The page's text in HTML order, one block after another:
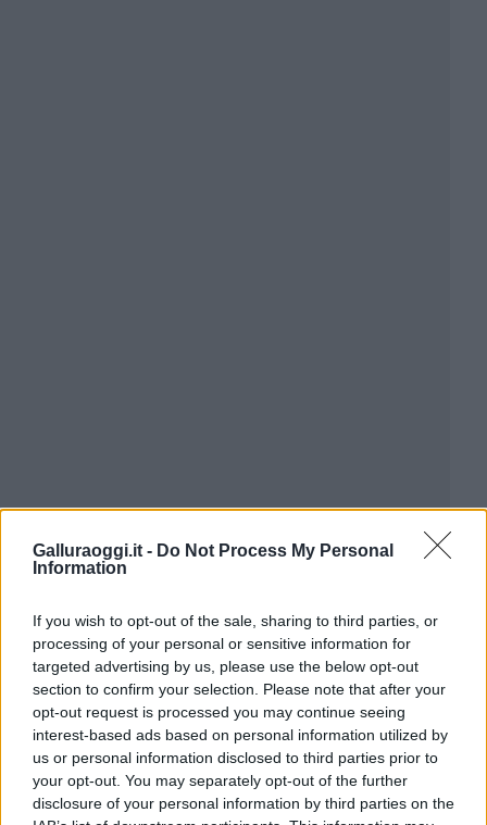
Galluraoggi.it - Do Not Process My Personal
Information
If you wish to opt-out of the sale, sharing to third parties, or
processing of your personal or sensitive information for
targeted advertising by us, please use the below opt-out
section to confirm your selection. Please note that after your
opt-out request is processed you may continue seeing
interest-based ads based on personal information utilized by
us or personal information disclosed to third parties prior to
your opt-out. You may separately opt-out of the further
disclosure of your personal information by third parties on the